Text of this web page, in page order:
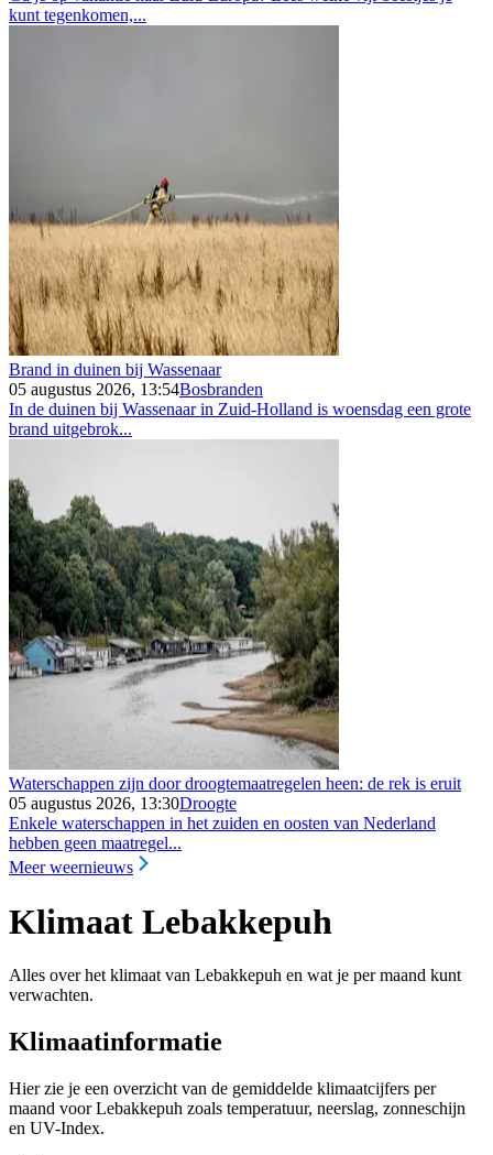
kunt tegenkomen,...
Brand in duinen bij Wassenaar
05 augustus 2026, 13:54Bosbranden
In de duinen bij Wassenaar in Zuid-Holland is woensdag een grote
brand uitgebrok...
Waterschappen zijn door droogtemaatregelen heen: de rek is eruit
05 augustus 2026, 13:30Droogte
Enkele waterschappen in het zuiden en oosten van Nederland
hebben geen maatregel...
Meer weernieuws
Klimaat Lebakkepuh
Alles over het klimaat van Lebakkepuh en wat je per maand kunt
verwachten.
Klimaatinformatie
Hier zie je een overzicht van de gemiddelde klimaatcijfers per
maand voor Lebakkepuh zoals temperatuur, neerslag, zonneschijn
en UV-Index.